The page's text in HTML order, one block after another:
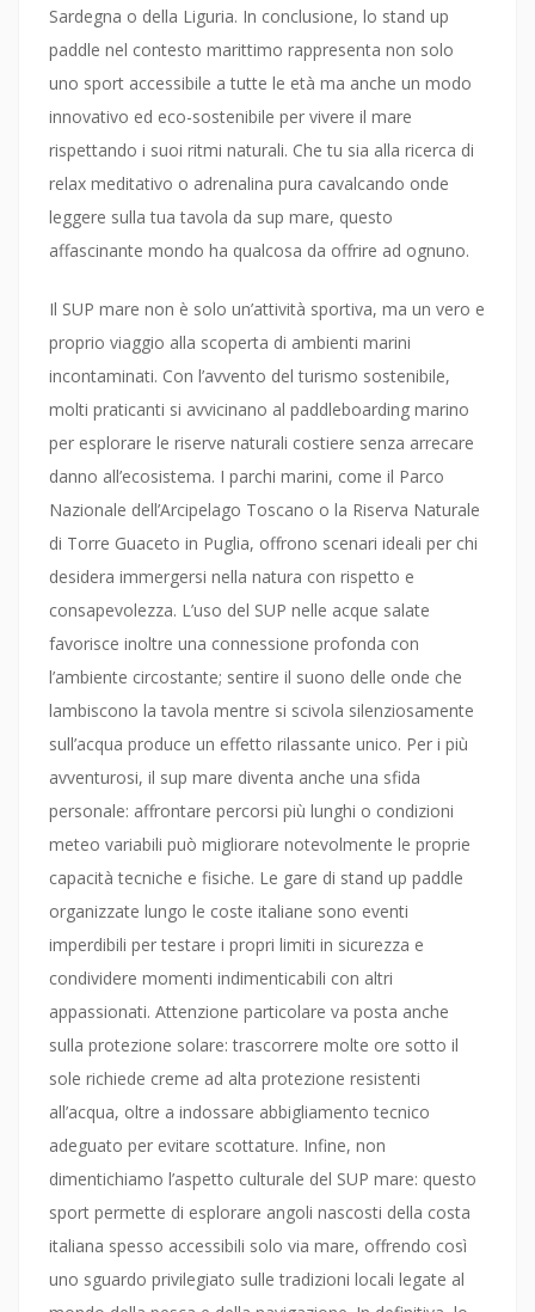
Sardegna o della Liguria. In conclusione, lo stand up
paddle nel contesto marittimo rappresenta non solo
uno sport accessibile a tutte le età ma anche un modo
innovativo ed eco-sostenibile per vivere il mare
rispettando i suoi ritmi naturali. Che tu sia alla ricerca di
relax meditativo o adrenalina pura cavalcando onde
leggere sulla tua tavola da sup mare, questo
affascinante mondo ha qualcosa da offrire ad ognuno.
Il SUP mare non è solo un’attività sportiva, ma un vero e
proprio viaggio alla scoperta di ambienti marini
incontaminati. Con l’avvento del turismo sostenibile,
molti praticanti si avvicinano al paddleboarding marino
per esplorare le riserve naturali costiere senza arrecare
danno all’ecosistema. I parchi marini, come il Parco
Nazionale dell’Arcipelago Toscano o la Riserva Naturale
di Torre Guaceto in Puglia, offrono scenari ideali per chi
desidera immergersi nella natura con rispetto e
consapevolezza. L’uso del SUP nelle acque salate
favorisce inoltre una connessione profonda con
l’ambiente circostante; sentire il suono delle onde che
lambiscono la tavola mentre si scivola silenziosamente
sull’acqua produce un effetto rilassante unico. Per i più
avventurosi, il sup mare diventa anche una sfida
personale: affrontare percorsi più lunghi o condizioni
meteo variabili può migliorare notevolmente le proprie
capacità tecniche e fisiche. Le gare di stand up paddle
organizzate lungo le coste italiane sono eventi
imperdibili per testare i propri limiti in sicurezza e
condividere momenti indimenticabili con altri
appassionati. Attenzione particolare va posta anche
sulla protezione solare: trascorrere molte ore sotto il
sole richiede creme ad alta protezione resistenti
all’acqua, oltre a indossare abbigliamento tecnico
adeguato per evitare scottature. Infine, non
dimentichiamo l’aspetto culturale del SUP mare: questo
sport permette di esplorare angoli nascosti della costa
italiana spesso accessibili solo via mare, offrendo così
uno sguardo privilegiato sulle tradizioni locali legate al